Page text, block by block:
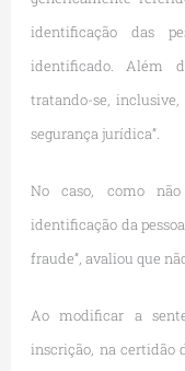
identificação das
identificado. Além
tratando-se,
segurança jurídica”.
No caso, como
identificação da
fraude”, avaliou que
Ao modificar a
inscrição, na certidão